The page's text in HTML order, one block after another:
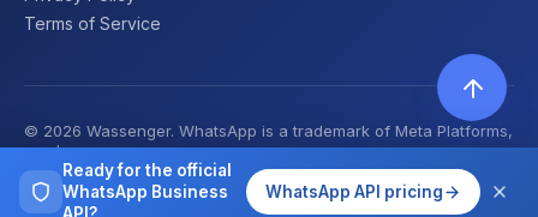
Ready for the official
WhatsApp Business
WhatsApp API pricing
Terms of Service
© 2026 Wassenger. WhatsApp is a trademark of Meta Platforms,
Inc. | Made with ❤️